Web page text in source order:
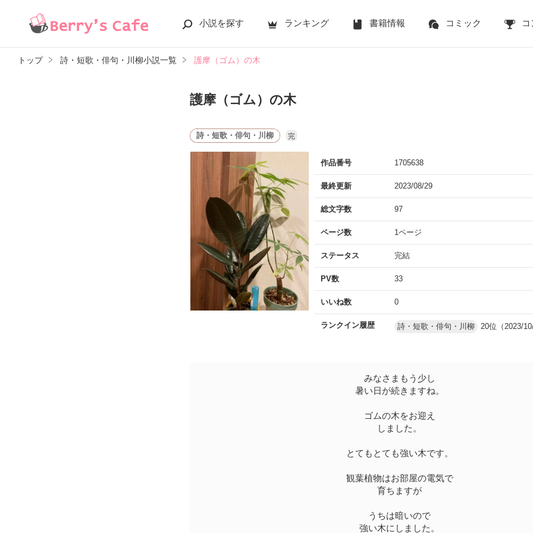
小説を探す ランキング 書籍情報 コミック
トップ 詩・短歌・俳句・川柳小説一覧 護摩（ゴム）の木
護摩（ゴム）の木
詩・短歌・俳句・川柳 完
作品番号 1705638
最終更新 2023/08/29
総文字数 97
ページ数 1ページ
ステータス 完結
PV数 33
いいね数 0
ランクイン履歴 詩・短歌・俳句・川柳 20位（2023/
みなさまもう少し
暑い日が続きますね。
ゴムの木をお迎え
しました。
とてもとても強い木です。
観葉植物はお部屋の電気で
育ちますが
うちは暗いので
強い木にしました。